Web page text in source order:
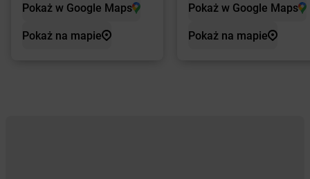
Pokaż w Google Maps
Pokaż na mapie
Pokaż w Google Maps
Pokaż na mapie